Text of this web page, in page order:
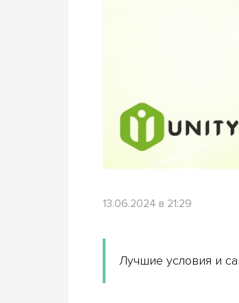
13.06.2024 в 21:29
Лучшие условия и